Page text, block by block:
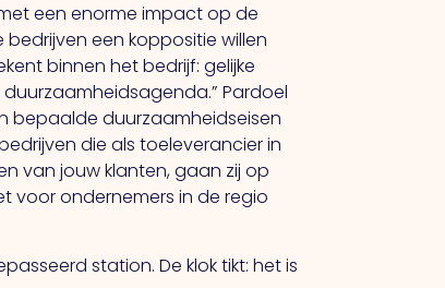
een enorme impact op de
een koppositie willen
binnen het bedrijf: gelijke
Pardoel
bepaalde duurzaamheidseisen
die als toeleverancier in
van jouw klanten, gaan zij op
voor ondernemers in de regio
station.Deklok tikt: het is